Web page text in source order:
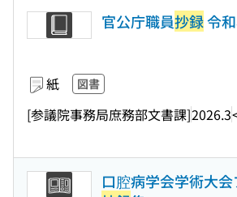
官公庁職員抄録令
紙 図書
[参議院事務局庶務部文書課]2026.3
口腔病学会学術大会